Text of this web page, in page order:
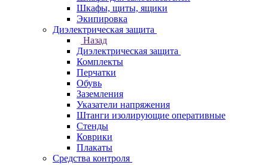
Шкафы, щиты, ящики
Экипировка
Диэлектрическая защита
Назад
Диэлектрическая защита
Комплекты
Перчатки
Обувь
Заземления
Указатели напряжения
Штанги изолирующие оперативные
Стенды
Коврики
Плакаты
Средства контроля